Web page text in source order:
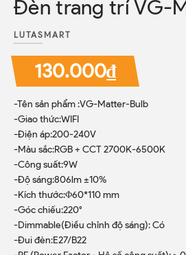
Đèn trang trí VG-
LUTASMART
130.000₫
-Tên sản phẩm :VG-Matter-Bulb
-Giao thức:WIFI
-Điện áp:200-240V
-Màu sắc:RGB + CCT 2700K-6500K
-Công suất:9W
-Độ sáng:806lm ±10%
-Kích thước:Φ60*110 mm
-Góc chiếu:220°
-Dimmable(Điều chỉnh độ sáng): Có
-Đui đèn:E27/B22